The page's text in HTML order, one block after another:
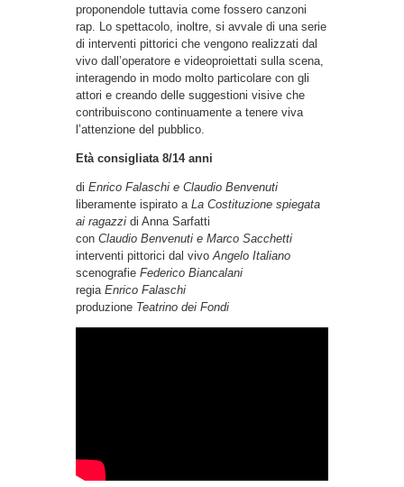
proponendole tuttavia come fossero canzoni
rap. Lo spettacolo, inoltre, si avvale di una serie
di interventi pittorici che vengono realizzati dal
vivo dall’operatore e videoproiettati sulla scena,
interagendo in modo molto particolare con gli
attori e creando delle suggestioni visive che
contribuiscono continuamente a tenere viva
l’attenzione del pubblico.
Età consigliata 8/14 anni
di Enrico Falaschi e Claudio Benvenuti
liberamente ispirato a La Costituzione spiegata
ai ragazzi di Anna Sarfatti
con Claudio Benvenuti e Marco Sacchetti
interventi pittorici dal vivo Angelo Italiano
scenografie Federico Biancalani
regia Enrico Falaschi
produzione Teatrino dei Fondi